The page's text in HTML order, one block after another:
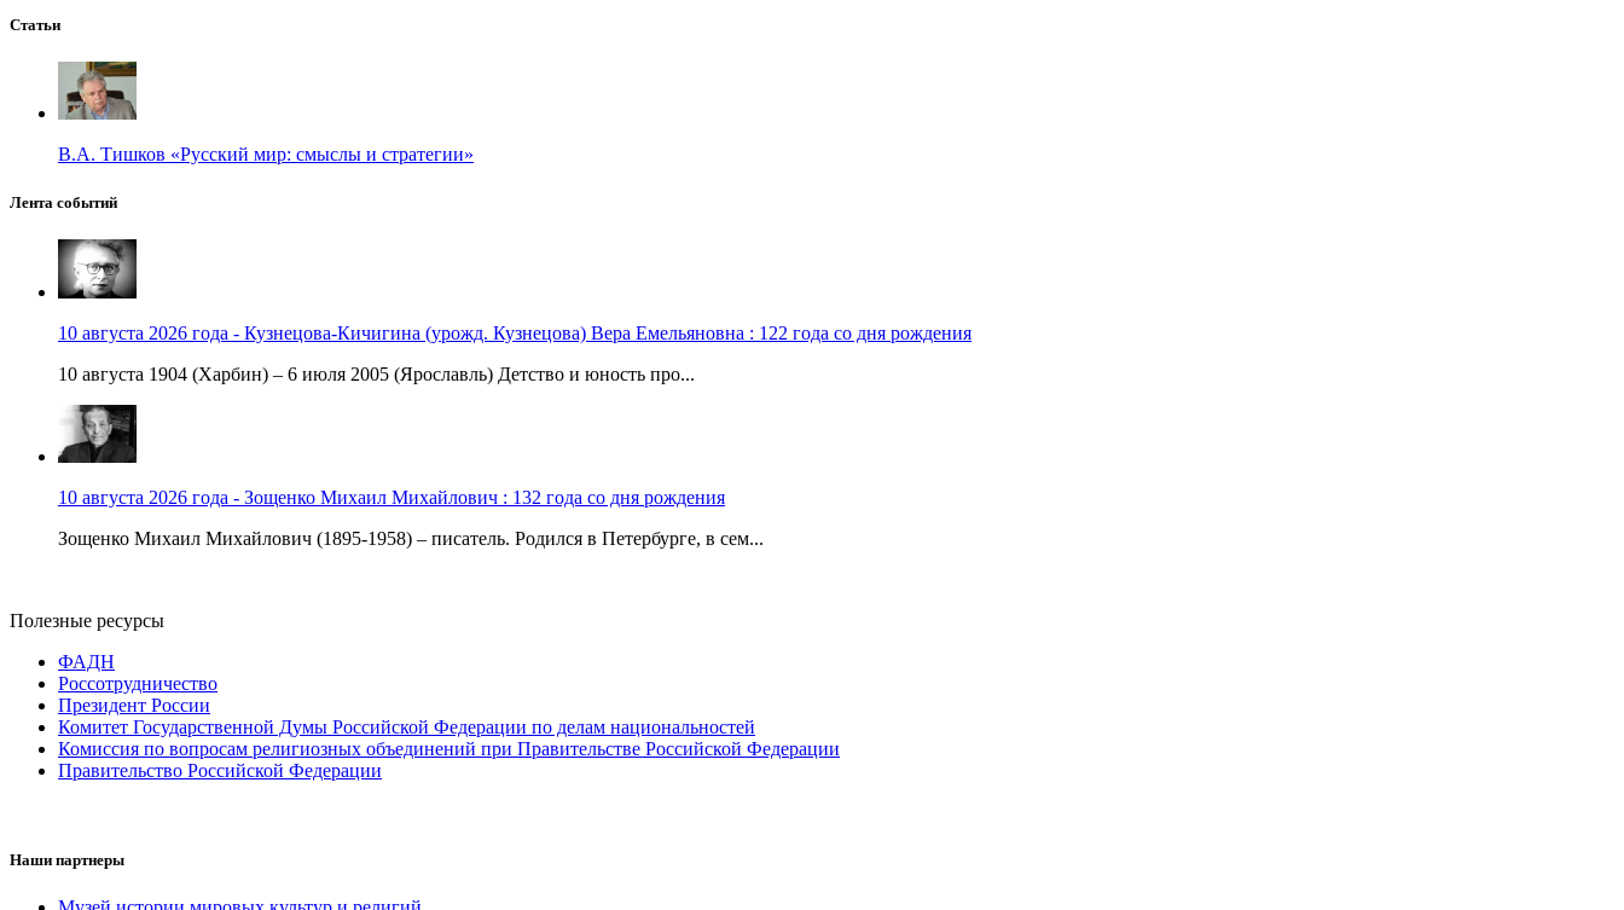
Статьи
В.А. Тишков «Русский мир: смыслы и стратегии»
Лента событий
10 августа 2026 года - Кузнецова-Кичигина (урожд. Кузнецова) Вера Емельяновна : 122 года со дня рождения
10 августа 1904 (Харбин) – 6 июля 2005 (Ярославль) Детство и юность про...
10 августа 2026 года - Зощенко Михаил Михайлович : 132 года со дня рождения
Зощенко Михаил Михайлович (1895-1958) – писатель. Родился в Петербурге, в сем...
Полезные ресурсы
ФАДН
Россотрудничество
Президент России
Комитет Государственной Думы Российской Федерации по делам национальностей
Комиссия по вопросам религиозных объединений при Правительстве Российской Федерации
Правительство Российской Федерации
Наши партнеры